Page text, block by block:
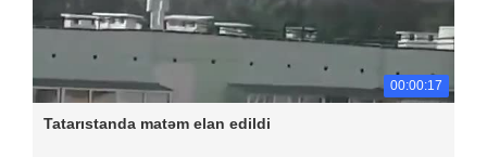
00:00:17
Tatarıstanda matəm elan edildi